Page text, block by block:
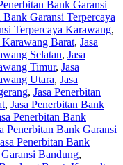
Bank Garansi
Bank Garansi Terpercaya
Terpercaya Karawang,
Karawang Barat, Jasa
Selatan, Jasa
Timur, Jasa
Utara, Jasa
, Jasa Penerbitan
, Jasa Penerbitan Bank
Penerbitan Bank
Penerbitan Bank Garansi
Penerbitan Bank
Bandung,